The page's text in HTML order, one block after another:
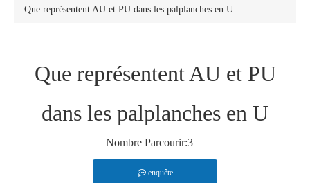
Que représentent AU et PU dans les palplanches en U
Que représentent AU et PU
dans les palplanches en U
Nombre Parcourir:3
enquête